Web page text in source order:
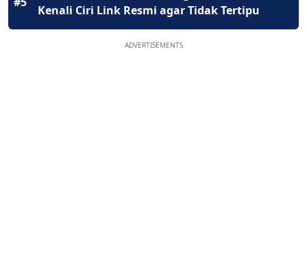
Kenali Ciri Link Resmi agar Tidak Tertipu
ADVERTISEMENTS